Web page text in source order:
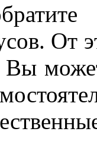
От